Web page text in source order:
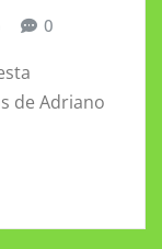
0
de Adriano